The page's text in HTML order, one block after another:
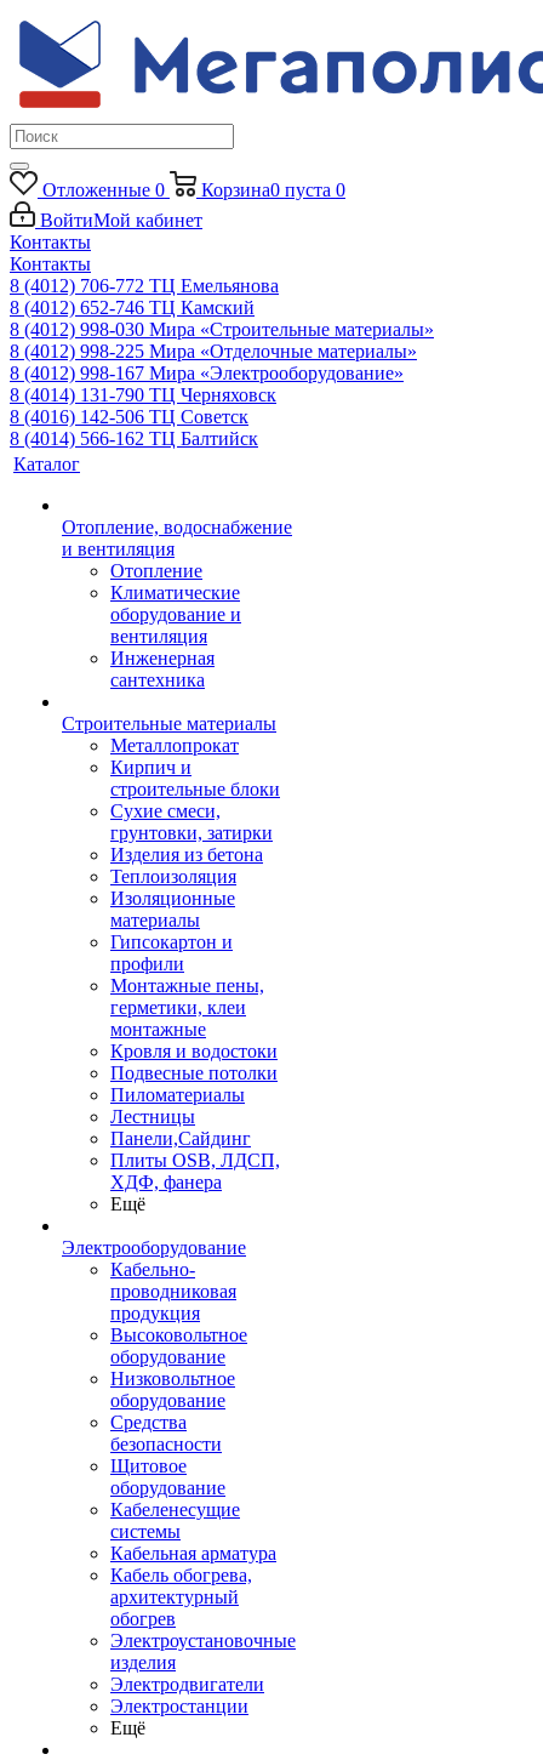
Отложенные 0 Корзина0 пуста 0
ВойтиМой кабинет
Контакты
Контакты
8 (4012) 706-772 ТЦ Емельянова
8 (4012) 652-746 ТЦ Камский
8 (4012) 998-030 Мира «Строительные материалы»
8 (4012) 998-225 Мира «Отделочные материалы»
8 (4012) 998-167 Мира «Электрооборудование»
8 (4014) 131-790 ТЦ Черняховск
8 (4016) 142-506 ТЦ Советск
8 (4014) 566-162 ТЦ Балтийск
Каталог
Отопление, водоснабжение
и вентиляция
Отопление
Климатические
оборудование и
вентиляция
Инженерная
сантехника
Строительные материалы
Металлопрокат
Кирпич и
строительные блоки
Сухие смеси,
грунтовки, затирки
Изделия из бетона
Теплоизоляция
Изоляционные
материалы
Гипсокартон и
профили
Монтажные пены,
герметики, клеи
монтажные
Кровля и водостоки
Подвесные потолки
Пиломатериалы
Лестницы
Панели,Сайдинг
Плиты OSB, ЛДСП,
ХДФ, фанера
Ещё
Электрооборудование
Кабельно-
проводниковая
продукция
Высоковольтное
оборудование
Низковольтное
оборудование
Средства
безопасности
Щитовое
оборудование
Кабеленесущие
системы
Кабельная арматура
Кабель обогрева,
архитектурный
обогрев
Электроустановочные
изделия
Электродвигатели
Электростанции
Ещё